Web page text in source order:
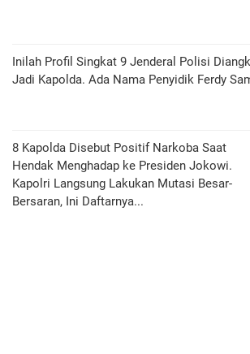
Inilah Profil Singkat 9 Jenderal Polisi
Jadi Kapolda. Ada Nama Penyidik Ferdy
8 Kapolda Disebut Positif Narkoba Saat
Hendak Menghadap ke Presiden Jokowi.
Kapolri Langsung Lakukan Mutasi Besar-
Bersaran, Ini Daftarnya...